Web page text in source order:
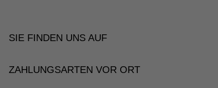
SIE FINDEN UNS AUF
ZAHLUNGSARTEN VOR ORT